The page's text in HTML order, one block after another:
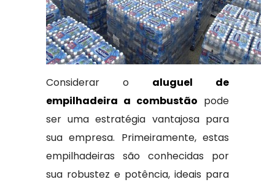
Considerar o aluguel de
empilhadeira a combustão pode
ser uma estratégia vantajosa para
sua empresa. Primeiramente, estas
empilhadeiras são conhecidas por
sua robustez e potência, ideais para